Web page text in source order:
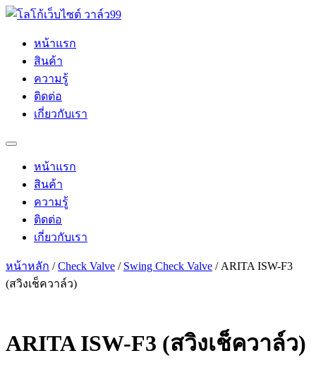
Skip
หน้าแรก
สินค้า
ความรู้
ติดต่อ
เกี่ยวกับเรา
หน้าแรก
สินค้า
ความรู้
ติดต่อ
เกี่ยวกับเรา
หน้าหลัก /Check Valve / Swing Check Valve / ARITA ISW-F3
(สวิงเช็ควาล์ว)
ARITA ISW-F3 (สวิงเช็ควาล์ว)